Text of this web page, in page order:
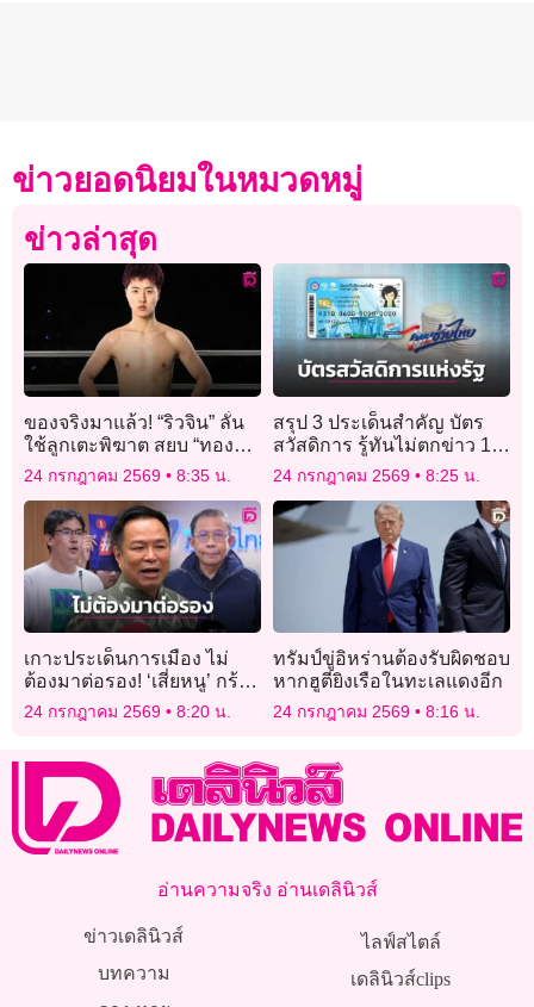
ข่าวยอดนิยมในหมวดหมู่
ข่าวล่าสุด
ของจริงมาแล้ว! “ริวจิน” ลั่น
ใช้ลูกเตะพิฆาต สยบ “ทอง
พูน” เปิดตัวให้สวยงาม
24 กรกฎาคม 2569 8:35 น.
สรุป 3 ประเด็นสำคัญ บัตร
สวัสดิการ รู้ทันไม่ตกข่าว 13
ล้านคนเฮ คลังเคาะขยาย
24 กรกฎาคม 2569 8:25 น.
เกาะประเด็นการเมือง ไม่
ต้องมาต่อรอง! ‘เสี่ยหนู’ กร้าว
เดินหน้าฟ้อง ‘เป๋า ไอลอว์’
24 กรกฎาคม 2569 8:20 น.
ทรัมป์ขู่อิหร่านต้องรับผิดชอบ
หากฮูตียิงเรือในทะเลแดงอีก
24 กรกฎาคม 2569 8:16 น.
อ่านความจริง อ่านเดลินิวส์
ข่าวเดลินิวส์
บทความ
ไลฟ์สไตล์
เดลินิวส์clips